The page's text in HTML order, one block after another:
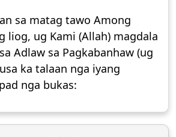
sa matag tawo Among
liog, ug Kami (Allah) magdala
Adlaw sa Pagkabanhaw (ug
ka talaan nga iyang
nga bukas: